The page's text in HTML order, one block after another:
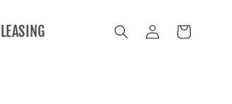
EinloggenWarenkorb